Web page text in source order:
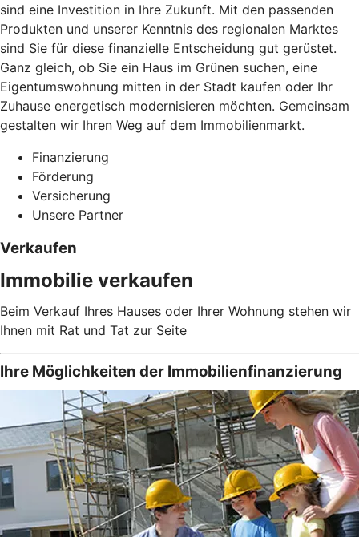
sind eine Investition in Ihre Zukunft. Mit den passenden
Produkten und unserer Kenntnis des regionalen Marktes
sind Sie für diese finanzielle Entscheidung gut gerüstet.
Ganz gleich, ob Sie ein Haus im Grünen suchen, eine
Eigentumswohnung mitten in der Stadt kaufen oder Ihr
Zuhause energetisch modernisieren möchten. Gemeinsam
gestalten wir Ihren Weg auf dem Immobilienmarkt.
Finanzierung
Förderung
Versicherung
Unsere Partner
Verkaufen
Immobilie verkaufen
Beim Verkauf Ihres Hauses oder Ihrer Wohnung stehen wir
Ihnen mit Rat und Tat zur Seite
Ihre Möglichkeiten der Immobilienfinanzierung